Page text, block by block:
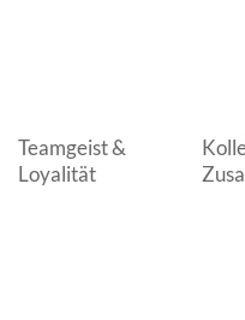
Teamgeist &
Loyalität